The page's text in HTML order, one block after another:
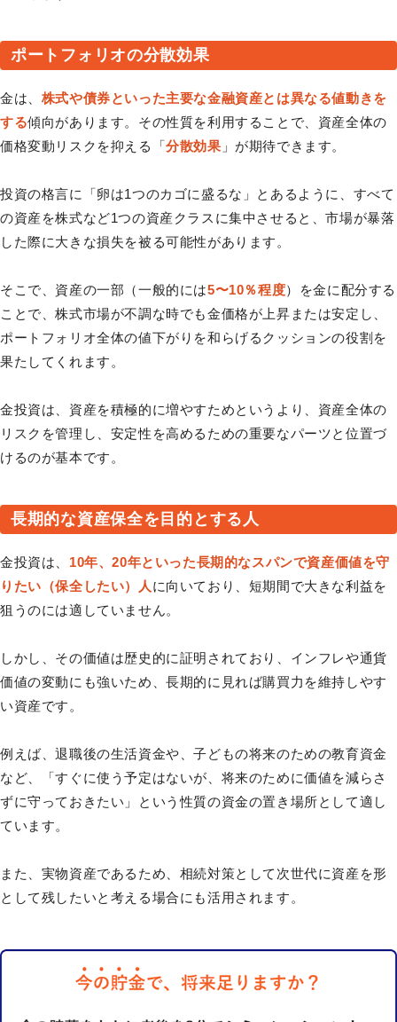
ポートフォリオの分散効果
金は、 株式や債券といった主要な金融資産とは異なる値動きを
する傾向があります。その性質を利用することで、資産全体の
価格変動リスクを抑える「分散効果 」が期待できます。
投資の格言に「卵は1つのカゴに盛るな」とあるように、すべて
の資産を株式など1つの資産クラスに集中させると、市場が暴落
した際に大きな損失を被る可能性があります。
そこで、資産の一部（一般的には5〜10％程度）を金に配分する
ことで、株式市場が不調な時でも金価格が上昇または安定し、
ポートフォリオ全体の値下がりを和らげるクッションの役割を
果たしてくれます。
金投資は、資産を積極的に増やすためというより、資産全体の
リスクを管理し、安定性を高めるための重要なパーツと位置づ
けるのが基本です。
長期的な資産保全を目的とする人
金投資は、 10年、20年といった長期的なスパンで資産価値を守
りたい（保全したい）人 に向いており、短期間で大きな利益を
狙うのには適していません。
しかし、その価値は歴史的に証明されており、インフレや通貨
価値の変動にも強いため、長期的に見れば購買力を維持しやす
い資産です。
例えば、退職後の生活資金や、子どもの将来のための教育資金
など、「すぐに使う予定はないが、将来のために価値を減らさ
ずに守っておきたい」という性質の資金の置き場所として適し
ています。
また、実物資産であるため、相続対策として次世代に資産を形
として残したいと考える場合にも活用されます。